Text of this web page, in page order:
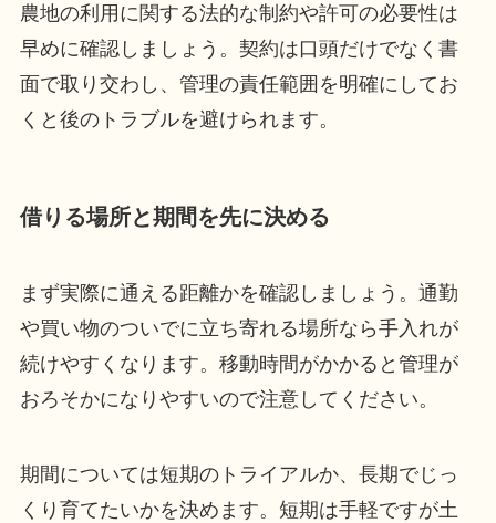
農地の利用に関する法的な制約や許可の必要性は
早めに確認しましょう。契約は口頭だけでなく書
面で取り交わし、管理の責任範囲を明確にしてお
くと後のトラブルを避けられます。
借りる場所と期間を先に決める
まず実際に通える距離かを確認しましょう。通勤
や買い物のついでに立ち寄れる場所なら手入れが
続けやすくなります。移動時間がかかると管理が
おろそかになりやすいので注意してください。
期間については短期のトライアルか、長期でじっ
くり育てたいかを決めます。短期は手軽ですが土